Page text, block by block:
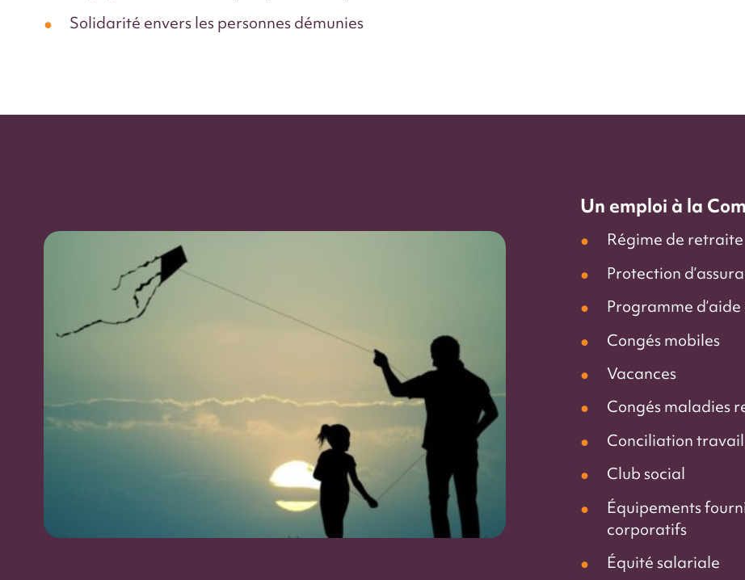
Solidarité envers les personnes démunies
Un emploi à la
Régime de retraite
Protection
Programme
Congés mobiles
Vacances
Congés maladies
Conciliation
Club social
Équipements
corporatifs
Équité salariale